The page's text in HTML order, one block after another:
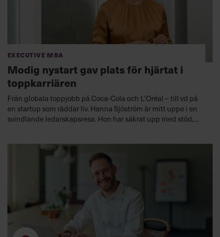
Executive MBA
Modig nystart gav plats för hjärtat i
toppkarriären
Från globala toppjobb på Coca-Cola och L’Oréal – till vd på
en startup som räddar liv. Hanna Sjöström är mitt uppe i en
svindlande ledarskapsresa. Hon har säkrat upp med stöd,